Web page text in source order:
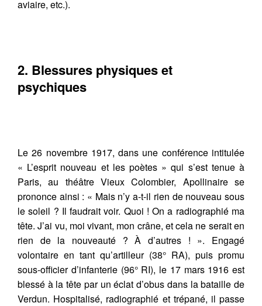
aviaire, etc.).
2. Blessures physiques et
psychiques
Le 26 novembre 1917, dans une conférence intitulée
« L’esprit nouveau et les poètes » qui s’est tenue à
Paris, au théâtre Vieux Colombier, Apollinaire se
prononce ainsi : « Mais n’y a-t-il rien de nouveau sous
le soleil ? Il faudrait voir. Quoi ! On a radiographié ma
tête. J’ai vu, moi vivant, mon crâne, et cela ne serait en
rien de la nouveauté ? À d’autres ! ». Engagé
volontaire en tant qu’artilleur (38° RA), puis promu
sous-officier d’infanterie (96° RI), le 17 mars 1916 est
blessé à la tête par un éclat d’obus dans la bataille de
Verdun. Hospitalisé, radiographié et trépané, il passe